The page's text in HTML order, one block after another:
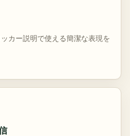
カー説明で使える簡潔な表現を